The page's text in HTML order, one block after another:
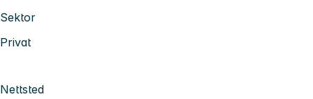
Sektor
Privat
Nettsted